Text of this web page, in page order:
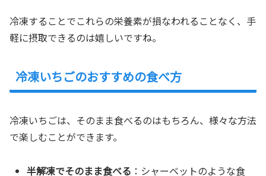
冷凍することでこれらの栄養素が損なわれることなく、手
軽に摂取できるのは嬉しいですね。
冷凍いちごのおすすめの食べ方
冷凍いちごは、そのまま食べるのはもちろん、様々な方法
で楽しむことができます。
半解凍でそのまま食べる ：シャーベットのような食